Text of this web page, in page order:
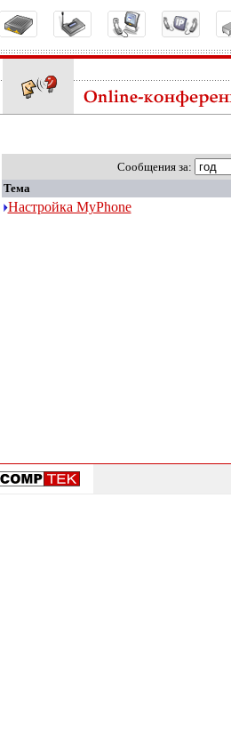
Cообщения за:
Тема
Настройка MyPhone